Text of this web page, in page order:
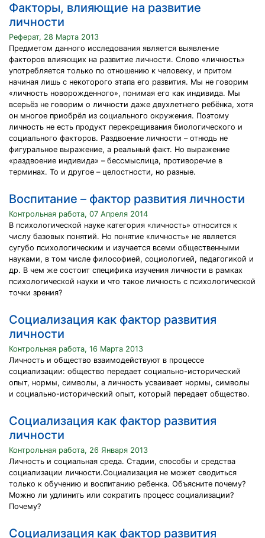
Факторы, влияющие на развитие
личности
Реферат, 28 Марта 2013
Предметом данного исследования является выявление
факторов влияющих на развитие личности. Слово «личность»
употребляется только по отношению к человеку, и притом
начиная лишь с некоторого этапа его развития. Мы не говорим
«личность новорожденного», понимая его как индивида. Мы
всерьёз не говорим о личности даже двухлетнего ребёнка, хотя
он многое приобрёл из социального окружения. Поэтому
личность не есть продукт перекрещивания биологического и
социального факторов. Раздвоение личности – отнюдь не
фигуральное выражение, а реальный факт. Но выражение
«раздвоение индивида» – бессмыслица, противоречие в
терминах. То и другое – целостности, но разные.
Воспитание – фактор развития личности
Контрольная работа, 07 Апреля 2014
В психологической науке категория «личность» относится к
числу базовых понятий. Но понятие «личность» не является
сугубо психологическим и изучается всеми общественными
науками, в том числе философией, социологией, педагогикой и
др. В чем же состоит специфика изучения личности в рамках
психологической науки и что такое личность с психологической
точки зрения?
Социализация как фактор развития
личности
Контрольная работа, 16 Марта 2013
Личность и общество взаимодействуют в процессе
социализации: общество передает социально-исторический
опыт, нормы, символы, а личность усваивает нормы, символы
и социально-исторический опыт, который передает общество.
Социализация как фактор развития
личности
Контрольная работа, 26 Января 2013
Личность и социальная среда. Стадии, способы и средства
социализации личности.Социализация не может сводиться
только к обучению и воспитанию ребенка. Объясните почему?
Можно ли удлинить или сократить процесс социализации?
Почему?
Социализация как фактор развития